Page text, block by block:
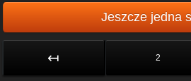
Jeszcze jedna
↤ 2